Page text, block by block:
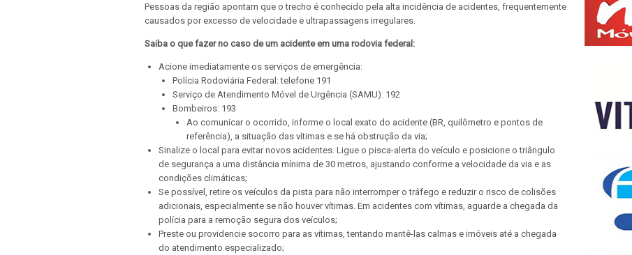
Pessoas da região apontam que o trecho é conhecido pela alta incidência de acidentes, frequentemente
causados por excesso de velocidade e ultrapassagens irregulares.
Saiba o que fazer no caso de um acidente em uma rodovia federal:
Acione imediatamente os serviços de emergência:
Polícia Rodoviária Federal: telefone 191
Serviço de Atendimento Móvel de Urgência (SAMU): 192
Bombeiros: 193
Ao comunicar o ocorrido, informe o local exato do acidente (BR, quilômetro e pontos de
referência), a situação das vítimas e se há obstrução da via;
Sinalize o local para evitar novos acidentes. Ligue o pisca-alerta do veículo e posicione o triângulo
de segurança a uma distância mínima de 30 metros, ajustando conforme a velocidade da via e as
condições climáticas;
Se possível, retire os veículos da pista para não interromper o tráfego e reduzir o risco de colisões
adicionais, especialmente se não houver vítimas. Em acidentes com vítimas, aguarde a chegada da
polícia para a remoção segura dos veículos;
Preste ou providencie socorro para as vítimas, tentando mantê-las calmas e imóveis até a chegada
do atendimento especializado;